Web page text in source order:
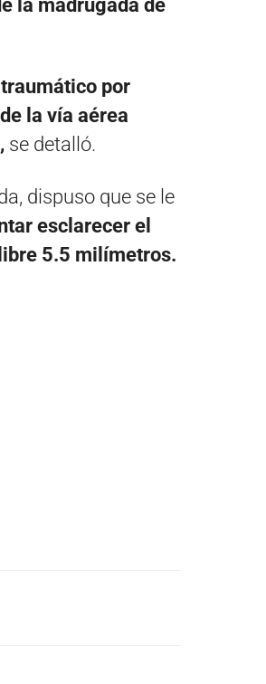
la madrugada de
por
la vía aérea
se detalló.
dispuso que se le
esclarecer el
5.5 milímetros.